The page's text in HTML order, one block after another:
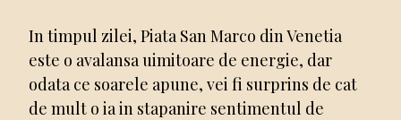
In timpul zilei, Piata San Marco din Venetia
este o avalansa uimitoare de energie, dar
odata ce soarele apune, vei fi surprins de cat
de mult o ia in stapanire sentimentul de